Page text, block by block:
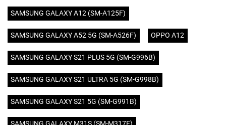
SAMSUNG GALAXY A12 (SM-A125F)
SAMSUNG GALAXY A52 5G (SM-A526F) OPPO A12
SAMSUNG GALAXY S21 PLUS 5G (SM-G996B)
SAMSUNG GALAXY S21 ULTRA 5G (SM-G998B)
SAMSUNG GALAXY S21 5G (SM-G991B)
SAMSUNG GALAXY M31S (SM-M317F)